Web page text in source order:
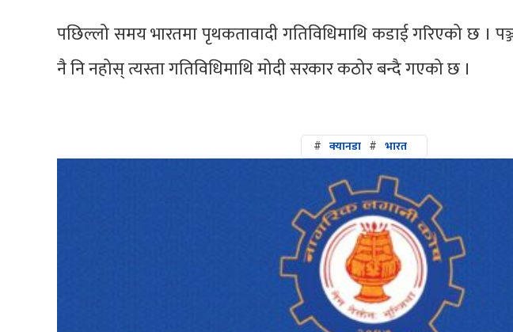
पछिल्लो समय भारतमा पृथकतावादी गतिविधिमाथि कडाई गरिएको छ ।
नै नि नहोस् त्यस्ता गतिविधिमाथि मोदी सरकार कठोर बन्दै गएको छ ।
# क्यानडा # भारत